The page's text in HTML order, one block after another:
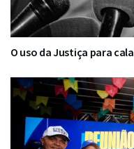
O uso da Justiça para